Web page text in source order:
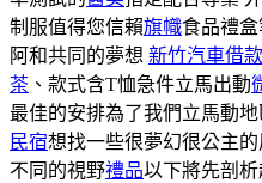
制服值得您信賴旗幟食品禮
阿和共同的夢想 新竹汽車借款
茶 、款式含T恤急件立馬出動
最佳的安排為了我們立馬動
民宿想找一些很夢幻很公主的
不同的視野禮品以下將先剖